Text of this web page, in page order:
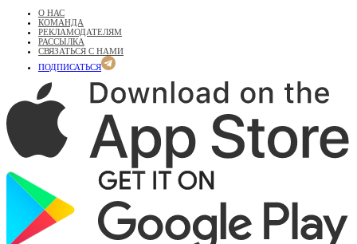
О НАС
КОМАНДА
РЕКЛАМОДАТЕЛЯМ
РАССЫЛКА
СВЯЗАТЬСЯ С НАМИ
ПОДПИСАТЬСЯ